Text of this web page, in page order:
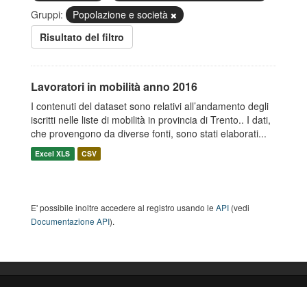
Gruppi:
Popolazione e società
Risultato del filtro
Lavoratori in mobilità anno 2016
I contenuti del dataset sono relativi all’andamento degli
iscritti nelle liste di mobilità in provincia di Trento.. I dati,
che provengono da diverse fonti, sono stati elaborati...
Excel XLS CSV
E' possibile inoltre accedere al registro usando le API (vedi
Documentazione API).